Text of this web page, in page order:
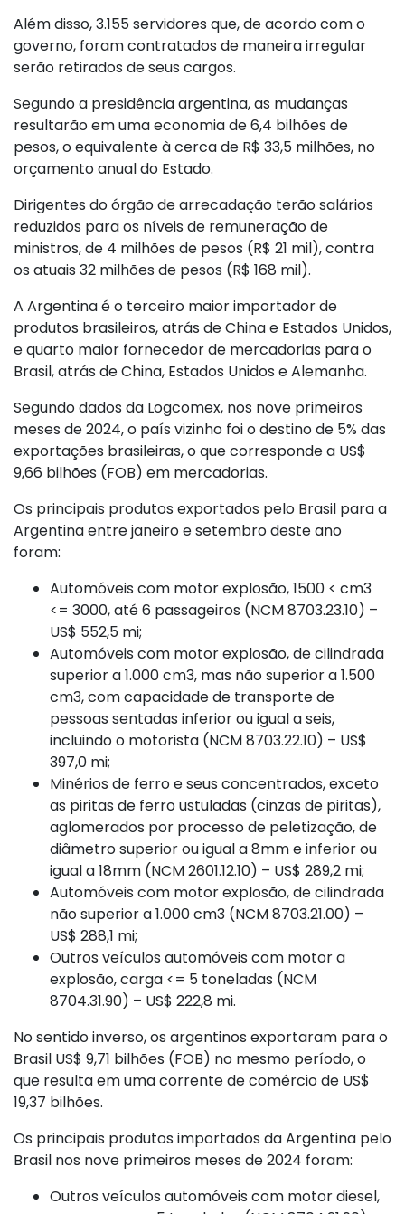
Além disso, 3.155 servidores que, de acordo com o
governo, foram contratados de maneira irregular
serão retirados de seus cargos.
Segundo a presidência argentina, as mudanças
resultarão em uma economia de 6,4 bilhões de
pesos, o equivalente à cerca de R$ 33,5 milhões, no
orçamento anual do Estado.
Dirigentes do órgão de arrecadação terão salários
reduzidos para os níveis de remuneração de
ministros, de 4 milhões de pesos (R$ 21 mil), contra
os atuais 32 milhões de pesos (R$ 168 mil).
A Argentina é o terceiro maior importador de
produtos brasileiros, atrás de China e Estados Unidos,
e quarto maior fornecedor de mercadorias para o
Brasil, atrás de China, Estados Unidos e Alemanha.
Segundo dados da Logcomex, nos nove primeiros
meses de 2024, o país vizinho foi o destino de 5% das
exportações brasileiras, o que corresponde a US$
9,66 bilhões (FOB) em mercadorias.
Os principais produtos exportados pelo Brasil para a
Argentina entre janeiro e setembro deste ano
foram:
Automóveis com motor explosão, 1500 < cm3
<= 3000, até 6 passageiros (NCM 8703.23.10) –
US$ 552,5 mi;
Automóveis com motor explosão, de cilindrada
superior a 1.000 cm3, mas não superior a 1.500
cm3, com capacidade de transporte de
pessoas sentadas inferior ou igual a seis,
incluindo o motorista (NCM 8703.22.10) – US$
397,0 mi;
Minérios de ferro e seus concentrados, exceto
as piritas de ferro ustuladas (cinzas de piritas),
aglomerados por processo de peletização, de
diâmetro superior ou igual a 8mm e inferior ou
igual a 18mm (NCM 2601.12.10) – US$ 289,2 mi;
Automóveis com motor explosão, de cilindrada
não superior a 1.000 cm3 (NCM 8703.21.00) –
US$ 288,1 mi;
Outros veículos automóveis com motor a
explosão, carga <= 5 toneladas (NCM
8704.31.90) – US$ 222,8 mi.
No sentido inverso, os argentinos exportaram para o
Brasil US$ 9,71 bilhões (FOB) no mesmo período, o
que resulta em uma corrente de comércio de US$
19,37 bilhões.
Os principais produtos importados da Argentina pelo
Brasil nos nove primeiros meses de 2024 foram:
Outros veículos automóveis com motor diesel,